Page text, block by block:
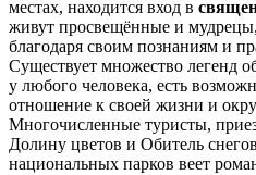
местах, находится вход в
живут просвещённые и
благодаря своим познаниям и
Существует множество легенд
у любого человека, есть
отношение к своей жизни и
Многочисленные туристы,
Долину цветов и Обитель
национальных парков веет